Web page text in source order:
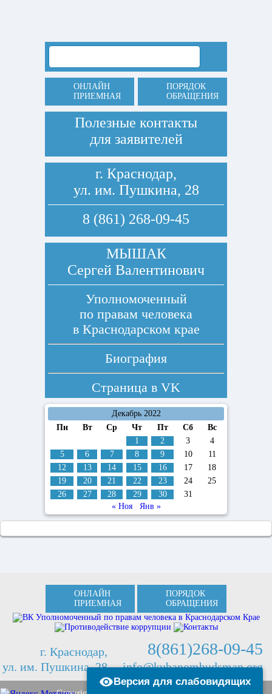
ОНЛАЙН
ПРИЕМНАЯ
ПОРЯДОК
ОБРАЩЕНИЯ
Полезные контакты
для заявителей
г. Краснодар,
ул. им. Пушкина, 28
8 (861) 268-09-45
МЫШАК
Сергей Валентинович
Уполномоченный
по правам человека
в Краснодарском крае
Биография
Страница в VK
Декабрь 2022
Пн
Вт Ср Чт Пт Сб
Вс
1
2 3
4
5
6 7 8 9 10
11
12
13 14 15 16 17
18
19
20 21 22 23 24
25
26
27 28 29 30
31
« Ноя
Янв »
ОНЛАЙН
ПРИЕМНАЯ
ПОРЯДОК
ОБРАЩЕНИЯ
г. Краснодар,
ул. им. Пушкина, 28
8(861)268-09-45
info@kubanombudsman.org
Версия для слабовидящих